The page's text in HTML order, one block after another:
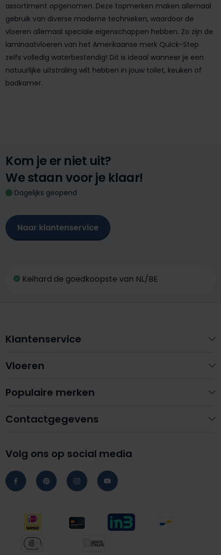
assortiment opgenomen. Deze topmerken maken allemaal
gebruik van diverse moderne technieken, waardoor de
vloeren allemaal speciale eigenschappen hebben. Zo zijn de
laminaatvloeren van het Amerikaanse merk Quick-Step
zelfs volledig waterbestendig! Dit is ideaal wanneer je een
natuurlijke uitstraling wilt hebben in jouw toilet, keuken of
badkamer.
Kom je er niet uit?
We staan voor je klaar!
Dagelijks geopend
Naar klantenservice
Keihard de goedkoopste van NL/BE
Contactgegevens
Volg ons op social media
Klantenservice
Vloeren
Populaire merken